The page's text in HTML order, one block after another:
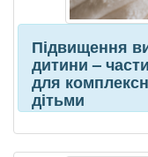
Підвищення
дитини –
для
дітьми